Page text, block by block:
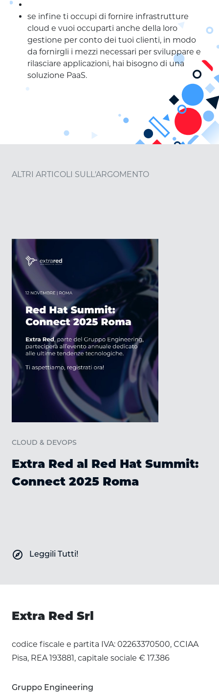
se infine ti occupi di fornire infrastrutture
cloud e vuoi occuparti anche della loro
gestione per conto dei tuoi clienti, in modo
da fornirgli i mezzi necessari per sviluppare e
rilasciare applicazioni, hai bisogno di una
soluzione PaaS.
ALTRI ARTICOLI SULL'ARGOMENTO
CLOUD & DEVOPS
Extra Red al Red Hat Summit:
Connect 2025 Roma
explore Leggili Tutti!
Extra Red Srl
codice fiscale e partita IVA: 02263370500, CCIAA
Pisa, REA 193881, capitale sociale € 17.386
Gruppo Engineering